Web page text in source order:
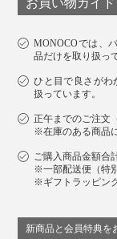
お買い物ガイド
MONOCOでは、
品だけを取り扱っ
ひと目で良さがわ
扱っています。
正午までのご注文
※在庫のある商品
ご購入商品金額合
※一部配送便（特
※ギフトラッピン
新商品と会員特典を